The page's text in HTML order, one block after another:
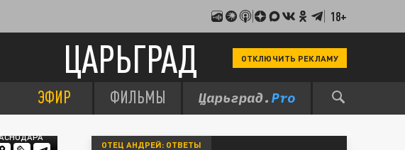
18+
ЦАРЬГРАД ОТКЛЮЧИТЬ РЕКЛАМУ
ЭФИР ФИЛЬМЫ
ОТЕЦ АНДРЕЙ: ОТВЕТЫ